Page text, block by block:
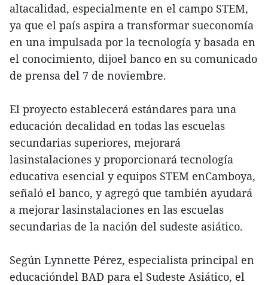
altacalidad, especialmente en el campo STEM,
ya que el país aspira a transformar sueconomía
en una impulsada por la tecnología y basada en
el conocimiento, dijoel banco en su comunicado
de prensa del 7 de noviembre.
El proyecto establecerá estándares para una
educación decalidad en todas las escuelas
secundarias superiores, mejorará
lasinstalaciones y proporcionará tecnología
educativa esencial y equipos STEM enCamboya,
señaló el banco, y agregó que también ayudará
a mejorar lasinstalaciones en las escuelas
secundarias de la nación del sudeste asiático.
Según Lynnette Pérez, especialista principal en
educacióndel BAD para el Sudeste Asiático, el